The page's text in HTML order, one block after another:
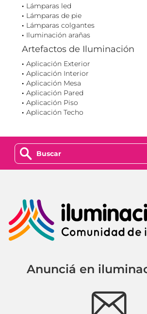
Lámparas led
Lámparas de pie
Lámparas colgantes
Iluminación arañas
Artefactos de Iluminación
Aplicación Exterior
Aplicación Interior
Aplicación Mesa
Aplicación Pared
Aplicación Piso
Aplicación Techo
z
Anunciá en
e